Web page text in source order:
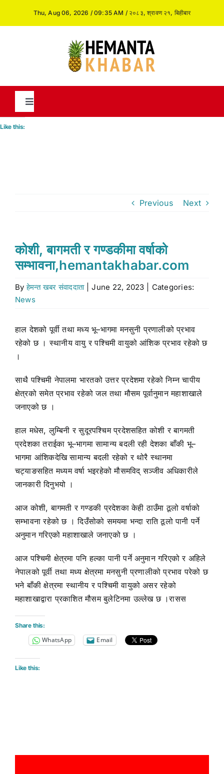
Thu, Aug 06, 2026 / 09:35 AM / २०८३, श्रावण २१, बिहीबार
Toggle
Navigation
Stock market
Search
Like this:
Previous Next
कोशी, बागमती र गण्डकीमा वर्षाको
सम्भावना,hemantakhabar.com
Byहेमन्त खबर संवाददाता June 22, 2023
Categories:
News
हाल देशको पूर्वी तथा मध्य भू–भागमा मनसुनी प्रणालीको प्रभाव
रहेको छ । स्थानीय वायु र पश्चिमी वायुको आंशिक प्रभाव रहेको छ
।
साथै पश्चिमी नेपालमा भारतको उत्तर प्रदेशमा रहेको निम्न चापीय
क्षेत्रको समेत प्रभाव रहेको जल तथा मौसम पूर्वानुमान महाशाखाले
जनाएको छ ।
हाल मधेस, लुम्बिनी र सुदूरपश्चिम प्रदेशसहित कोशी र बागमती
प्रदेशका तराईका भू–भागमा सामान्य बदली रही देशका बाँकी भू–
भागमा आंशिकदेखि सामान्य बदली रहेको र थोरै स्थानमा
चट्याङसहित मध्यम वर्षा भइरहेको मौसमविद् सञ्जीव अधिकारीले
जानकारी दिनुभयो ।
आज कोशी, बागमती र गण्डकी प्रदेशका केही ठाउँमा ठूलो वर्षाको
सम्भावना रहेको छ । दिउँसोको समयमा भन्दा राति ठूलो पानी पर्ने
अनुमान गरिएको महाशाखाले जनाएको छ ।
आज पश्चिमी क्षेत्रमा पनि हल्का पानी पर्ने अनुमान गरिएको र अहिले
नेपालको पूर्वी तथा मध्य क्षेत्रमा मनसुनी प्रणालीको प्रभाव परेको छ
भने बाँकी क्षेत्रमा स्थानीय र पश्चिमी वायुको असर रहेको
महाशाखाद्वारा प्रकाशित मौसम बुलेटिनमा उल्लेख छ ।रासस
Share this:
WhatsApp Email
Like this: